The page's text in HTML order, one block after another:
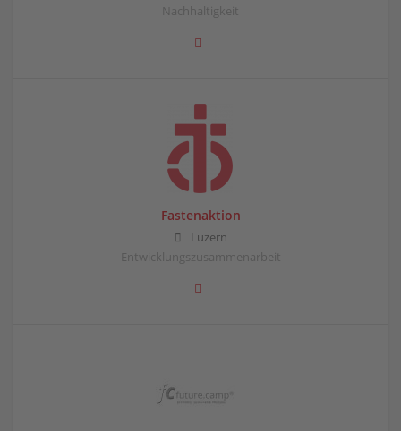
Nachhaltigkeit
Fastenaktion
Luzern
Entwicklungszusammenarbeit